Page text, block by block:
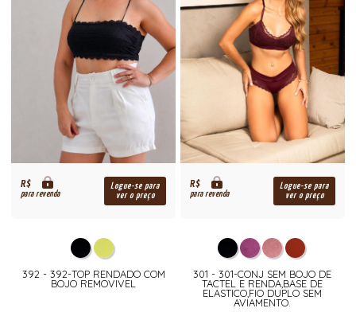
R$
para revenda
Logue-se para
ver o preço
392 - 392-TOP RENDADO COM
BOJO REMOVIVEL
R$
para revenda
Logue-se para
ver o preço
301 - 301-CONJ SEM BOJO DE
TACTEL E RENDA,BASE DE
ELASTICO,FIO DUPLO SEM
AVIAMENTO.